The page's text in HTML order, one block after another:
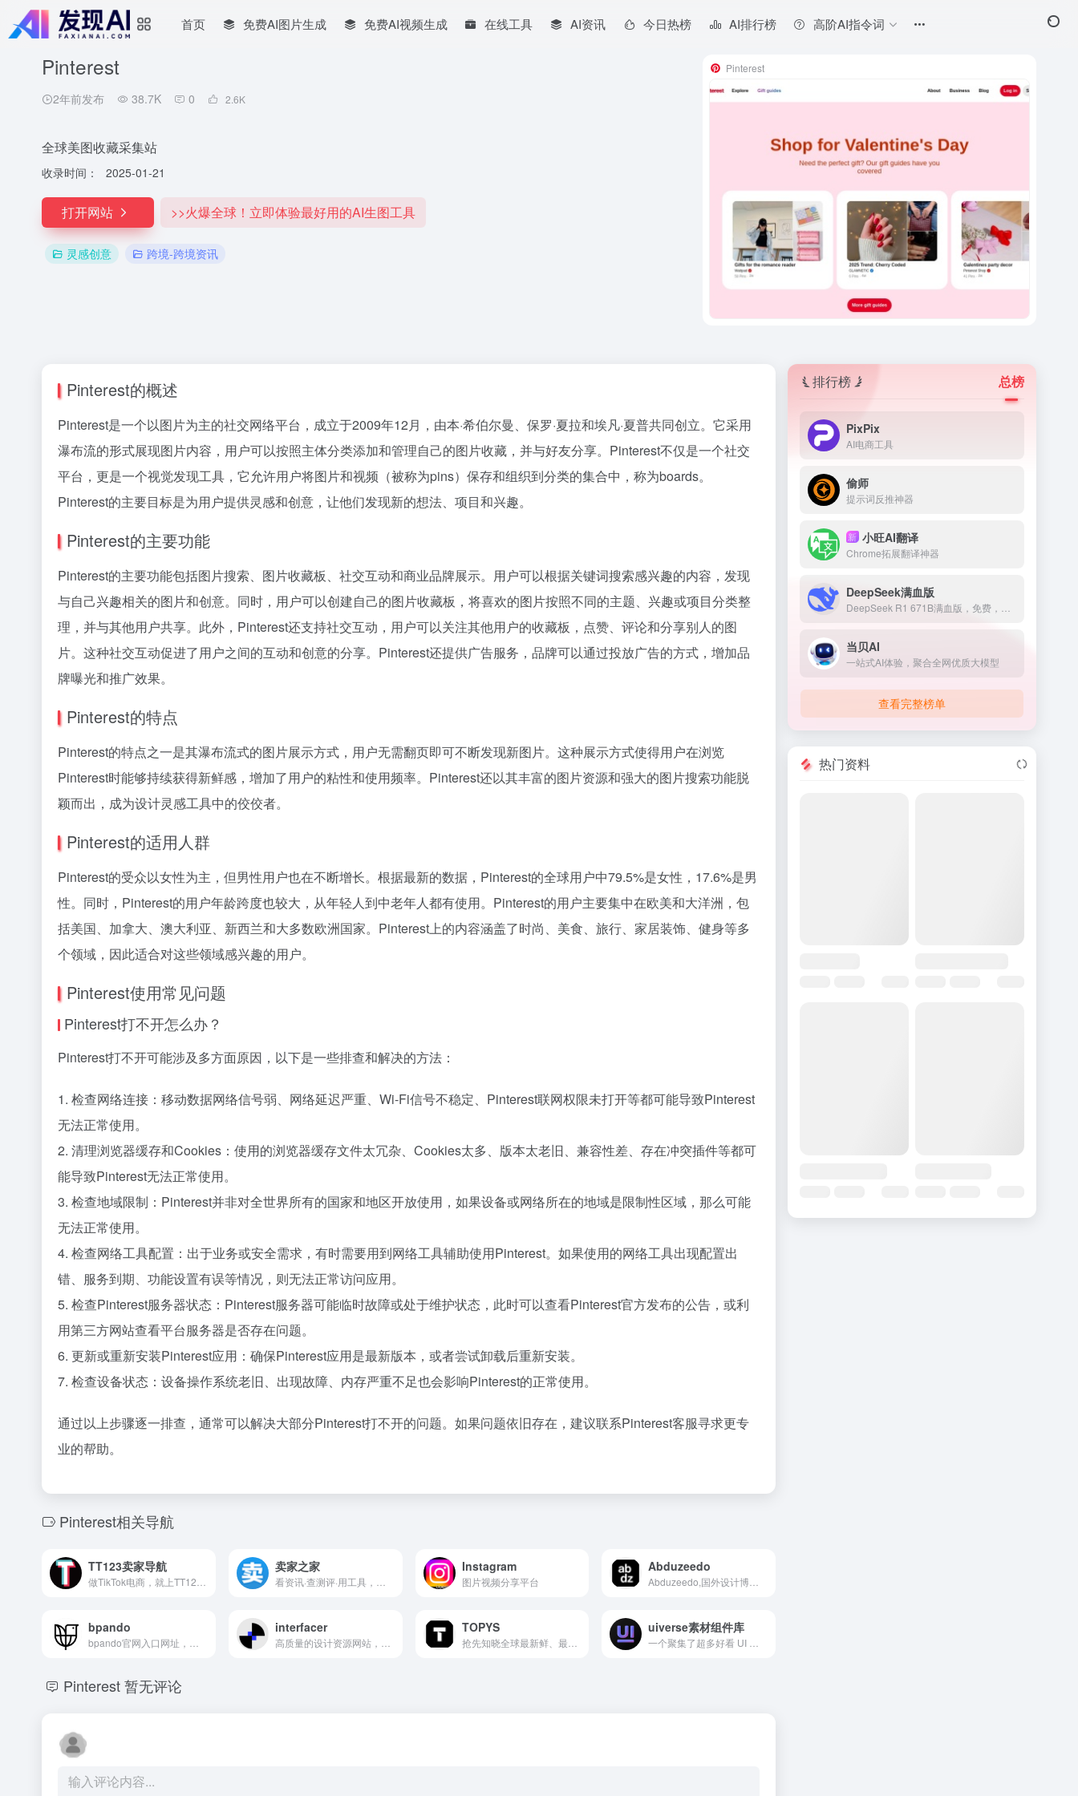
首页 免费AI图片生成 免费AI视频生成 在线工具 AI资讯 今日热榜 AI排行榜 高阶AI指令词
Pinterest
2年前发布 38.7K 0 2.6K
全球美图收藏采集站
收录时间： 2025-01-21
打开网站 >>火爆全球！立即体验最好用的AI生图工具
灵感创意 跨境-跨境资讯
Pinterest
Pinterest的概述
Pinterest是一个以图片为主的社交网络平台，成立于2009年12月，由本·希伯尔曼、保罗·夏拉和埃凡·夏普共同创立。它采用
瀑布流的形式展现图片内容，用户可以按照主体分类添加和管理自己的图片收藏，并与好友分享。Pinterest不仅是一个社交
平台，更是一个视觉发现工具，它允许用户将图片和视频（被称为pins）保存和组织到分类的集合中，称为boards。
Pinterest的主要目标是为用户提供灵感和创意，让他们发现新的想法、项目和兴趣。
Pinterest的主要功能
Pinterest的主要功能包括图片搜索、图片收藏板、社交互动和商业品牌展示。用户可以根据关键词搜索感兴趣的内容，发现
与自己兴趣相关的图片和创意。同时，用户可以创建自己的图片收藏板，将喜欢的图片按照不同的主题、兴趣或项目分类整
理，并与其他用户共享。此外，Pinterest还支持社交互动，用户可以关注其他用户的收藏板，点赞、评论和分享别人的图
片。这种社交互动促进了用户之间的互动和创意的分享。Pinterest还提供广告服务，品牌可以通过投放广告的方式，增加品
牌曝光和推广效果。
Pinterest的特点
Pinterest的特点之一是其瀑布流式的图片展示方式，用户无需翻页即可不断发现新图片。这种展示方式使得用户在浏览
Pinterest时能够持续获得新鲜感，增加了用户的粘性和使用频率。Pinterest还以其丰富的图片资源和强大的图片搜索功能脱
颖而出，成为设计灵感工具中的佼佼者。
Pinterest的适用人群
Pinterest的受众以女性为主，但男性用户也在不断增长。根据最新的数据，Pinterest的全球用户中79.5%是女性，17.6%是男
性。同时，Pinterest的用户年龄跨度也较大，从年轻人到中老年人都有使用。Pinterest的用户主要集中在欧美和大洋洲，包
括美国、加拿大、澳大利亚、新西兰和大多数欧洲国家。Pinterest上的内容涵盖了时尚、美食、旅行、家居装饰、健身等多
个领域，因此适合对这些领域感兴趣的用户。
Pinterest使用常见问题
Pinterest打不开怎么办？
Pinterest打不开可能涉及多方面原因，以下是一些排查和解决的方法：
1. 检查网络连接：移动数据网络信号弱、网络延迟严重、Wi-Fi信号不稳定、Pinterest联网权限未打开等都可能导致Pinterest
无法正常使用。
2. 清理浏览器缓存和Cookies：使用的浏览器缓存文件太冗杂、Cookies太多、版本太老旧、兼容性差、存在冲突插件等都可
能导致Pinterest无法正常使用。
3. 检查地域限制：Pinterest并非对全世界所有的国家和地区开放使用，如果设备或网络所在的地域是限制性区域，那么可能
无法正常使用。
4. 检查网络工具配置：出于业务或安全需求，有时需要用到网络工具辅助使用Pinterest。如果使用的网络工具出现配置出
错、服务到期、功能设置有误等情况，则无法正常访问应用。
5. 检查Pinterest服务器状态：Pinterest服务器可能临时故障或处于维护状态，此时可以查看Pinterest官方发布的公告，或利
用第三方网站查看平台服务器是否存在问题。
6. 更新或重新安装Pinterest应用：确保Pinterest应用是最新版本，或者尝试卸载后重新安装。
7. 检查设备状态：设备操作系统老旧、出现故障、内存严重不足也会影响Pinterest的正常使用。
通过以上步骤逐一排查，通常可以解决大部分Pinterest打不开的问题。如果问题依旧存在，建议联系Pinterest客服寻求更专
业的帮助。
Pinterest相关导航
TT123卖家导航 卖家之家 Instagram
图片视频分享平台
Abduzeedo
bpando interfacer TOPYS uiverse素材组件库
Pinterest暂无评论
排行榜 总榜
PixPix
AI电商工具
偷师
提示词反推神器
新 小旺AI翻译
Chrome拓展翻译神器
DeepSeek满血版
当贝AI
一站式AI体验，聚合全网优质大模型
查看完整榜单
热门资料